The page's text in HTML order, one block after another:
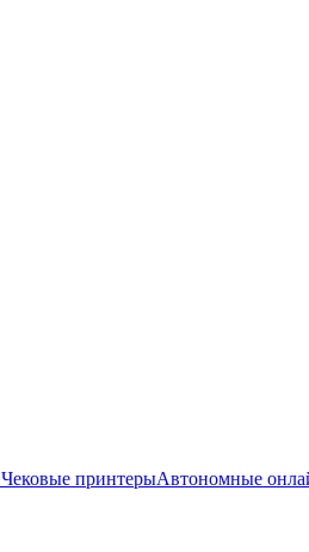
Чековые принтерыАвтономные